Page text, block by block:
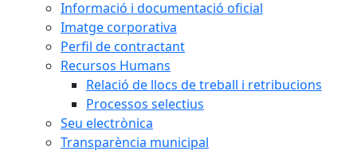
Informació i documentació oficial
Imatge corporativa
Perfil de contractant
Recursos Humans
Relació de llocs de treball i retribucions
Processos selectius
Seu electrònica
Transparència municipal